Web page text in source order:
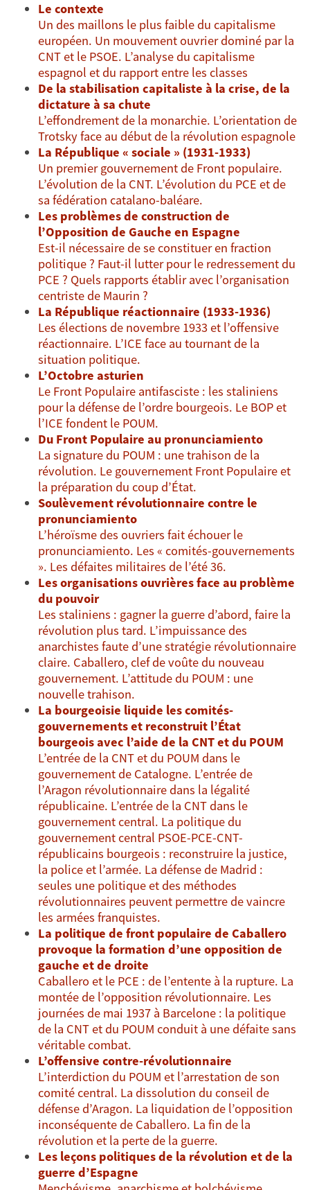
Le contexte
Un des maillons le plus faible du capitalisme
européen. Un mouvement ouvrier dominé par la
CNT et le PSOE. L’analyse du capitalisme
espagnol et du rapport entre les classes
De la stabilisation capitaliste à la crise, de la
dictature à sa chute
L’effondrement de la monarchie. L’orientation de
Trotsky face au début de la révolution espagnole
La République « sociale » (1931-1933)
Un premier gouvernement de Front populaire.
L’évolution de la CNT. L’évolution du PCE et de
sa fédération catalano-baléare.
Les problèmes de construction de
l’Opposition de Gauche en Espagne
Est-il nécessaire de se constituer en fraction
politique ? Faut-il lutter pour le redressement du
PCE ? Quels rapports établir avec l’organisation
centriste de Maurin ?
La République réactionnaire (1933-1936)
Les élections de novembre 1933 et l’offensive
réactionnaire. L’ICE face au tournant de la
situation politique.
L’Octobre asturien
Le Front Populaire antifasciste : les staliniens
pour la défense de l’ordre bourgeois. Le BOP et
l’ICE fondent le POUM.
Du Front Populaire au pronunciamiento
La signature du POUM : une trahison de la
révolution. Le gouvernement Front Populaire et
la préparation du coup d’État.
Soulèvement révolutionnaire contre le
pronunciamiento
L’héroïsme des ouvriers fait échouer le
pronunciamiento. Les « comités-gouvernements
». Les défaites militaires de l’été 36.
Les organisations ouvrières face au problème
du pouvoir
Les staliniens : gagner la guerre d’abord, faire la
révolution plus tard. L’impuissance des
anarchistes faute d’une stratégie révolutionnaire
claire. Caballero, clef de voûte du nouveau
gouvernement. L’attitude du POUM : une
nouvelle trahison.
La bourgeoisie liquide les comités-
gouvernements et reconstruit l’État
bourgeois avec l’aide de la CNT et du POUM
L’entrée de la CNT et du POUM dans le
gouvernement de Catalogne. L’entrée de
l’Aragon révolutionnaire dans la légalité
républicaine. L’entrée de la CNT dans le
gouvernement central. La politique du
gouvernement central PSOE-PCE-CNT-
républicains bourgeois : reconstruire la justice,
la police et l’armée. La défense de Madrid :
seules une politique et des méthodes
révolutionnaires peuvent permettre de vaincre
les armées franquistes.
La politique de front populaire de Caballero
provoque la formation d’une opposition de
gauche et de droite
Caballero et le PCE : de l’entente à la rupture. La
montée de l’opposition révolutionnaire. Les
journées de mai 1937 à Barcelone : la politique
de la CNT et du POUM conduit à une défaite sans
véritable combat.
L’offensive contre-révolutionnaire
L’interdiction du POUM et l’arrestation de son
comité central. La dissolution du conseil de
défense d’Aragon. La liquidation de l’opposition
inconséquente de Caballero. La fin de la
révolution et la perte de la guerre.
Les leçons politiques de la révolution et de la
guerre d’Espagne